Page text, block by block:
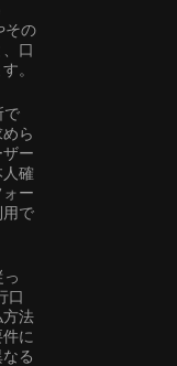
その
口
。
で
ら
ー
人確
ー
用で
口
方法
に
る